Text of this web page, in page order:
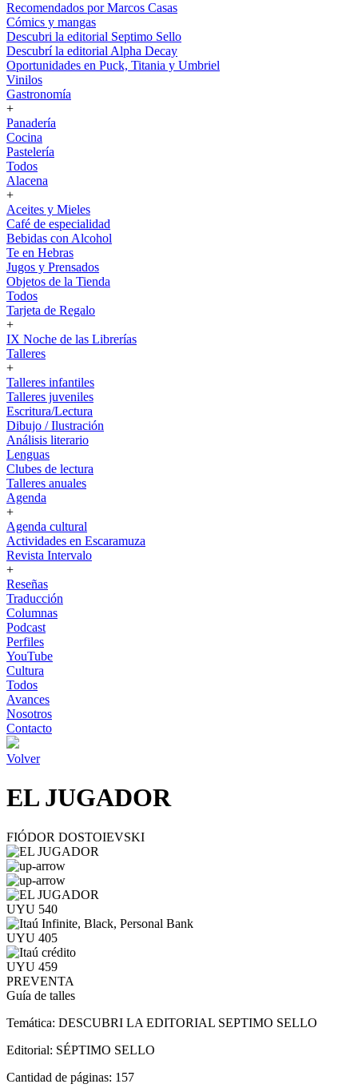
Recomendados por Marcos Casas
Cómics y mangas
Descubri la editorial Septimo Sello
Descubrí la editorial Alpha Decay
Oportunidades en Puck, Titania y Umbriel
Vinilos
Gastronomía
+
Panadería
Cocina
Pastelería
Todos
Alacena
+
Aceites y Mieles
Café de especialidad
Bebidas con Alcohol
Te en Hebras
Jugos y Prensados
Objetos de la Tienda
Todos
Tarjeta de Regalo
+
IX Noche de las Librerías
Talleres
+
Talleres infantiles
Talleres juveniles
Escritura/Lectura
Dibujo / Ilustración
Análisis literario
Lenguas
Clubes de lectura
Talleres anuales
Agenda
+
Agenda cultural
Actividades en Escaramuza
Revista Intervalo
+
Reseñas
Traducción
Columnas
Podcast
Perfiles
YouTube
Cultura
Todos
Avances
Nosotros
Contacto
Volver
EL JUGADOR
FIÓDOR DOSTOIEVSKI
UYU 540
UYU 405
UYU 459
PREVENTA
Guía de talles
Temática: DESCUBRI LA EDITORIAL SEPTIMO SELLO
Editorial: SÉPTIMO SELLO
Cantidad de páginas: 157